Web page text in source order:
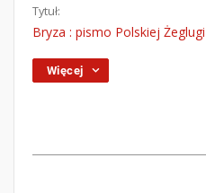
Tytuł:
Bryza : pismo Polskiej
Więcej